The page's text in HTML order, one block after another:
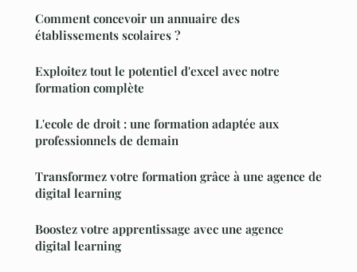
Comment concevoir un annuaire des
établissements scolaires ?
Exploitez tout le potentiel d'excel avec notre
formation complète
L'ecole de droit : une formation adaptée aux
professionnels de demain
Transformez votre formation grâce à une agence de
digital learning
Boostez votre apprentissage avec une agence
digital learning